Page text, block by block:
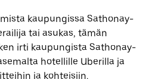
kaupungissa Sathonay-
tai asukas, tämän
irti kaupungista Sathonay-
hotellille Uberilla ja
ja kohteisiin.